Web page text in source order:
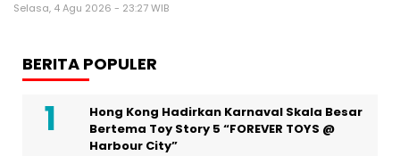
Selasa, 4 Agu 2026 - 23:27 WIB
BERITA POPULER
Hong Kong Hadirkan Karnaval Skala Besar
Bertema Toy Story 5 “FOREVER TOYS @
Harbour City”